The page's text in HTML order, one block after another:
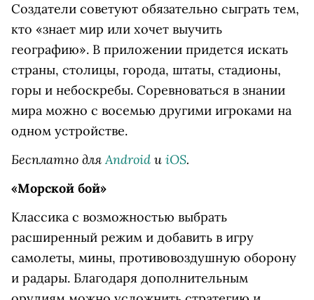
Создатели советуют обязательно сыграть тем,
кто «знает мир или хочет выучить
географию». В приложении придется искать
страны, столицы, города, штаты, стадионы,
горы и небоскребы. Соревноваться в знании
мира можно с восемью другими игроками на
одном устройстве.
Бесплатно дляAndroid и iOS.
«Морской бой»
Классика с возможностью выбрать
расширенный режим и добавить в игру
самолеты, мины, противовоздушную оборону
и радары. Благодаря дополнительным